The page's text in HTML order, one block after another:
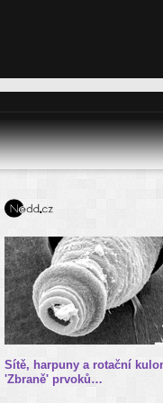
Sítě, harpuny a rotační
'Zbraně' prvoků…